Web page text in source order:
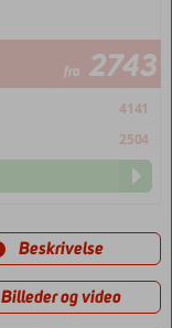
fra 2743
4141
2504
Beskrivelse
Billeder og video